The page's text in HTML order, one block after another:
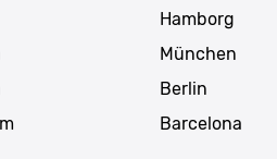
Hamborg
München
Berlin
Barcelona